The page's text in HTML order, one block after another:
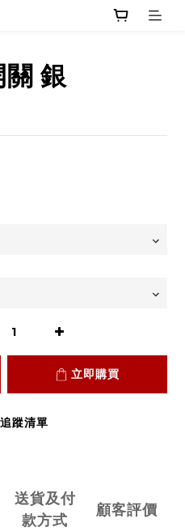
銀
立即購買
蹤清單
送貨及付
款方式
顧客評價